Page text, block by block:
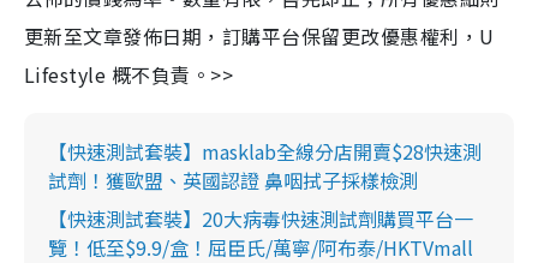
更新至文章發佈日期，訂購平台保留更改優惠權利，U
Lifestyle 概不負責。>>
【快速測試套裝】masklab全線分店開賣$28快速測
試劑！獲歐盟、英國認證 鼻咽拭子採樣檢測
【快速測試套裝】20大病毒快速測試劑購買平台一
覽！低至$9.9/盒！屈臣氏/萬寧/阿布泰/HKTVmall